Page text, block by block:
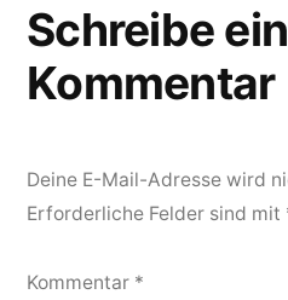
Schreibe
Kommentar
Deine E-Mail-Adresse wird
Erforderliche Felder sind mit
Kommentar *